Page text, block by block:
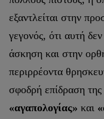
εξαντλείται στην
γεγονός, ότι αυτή
άσκηση και στην
περιρρέοντα
σφοδρή επίδραση της
«αγαπολογίας» και